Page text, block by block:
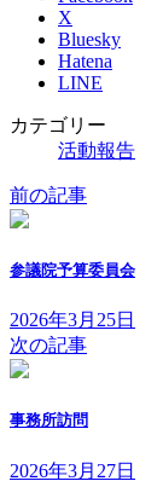
X
Bluesky
Hatena
LINE
カテゴリー
活動報告
前の記事
参議院予算委員会
2026年3月25日
次の記事
事務所訪問
2026年3月27日